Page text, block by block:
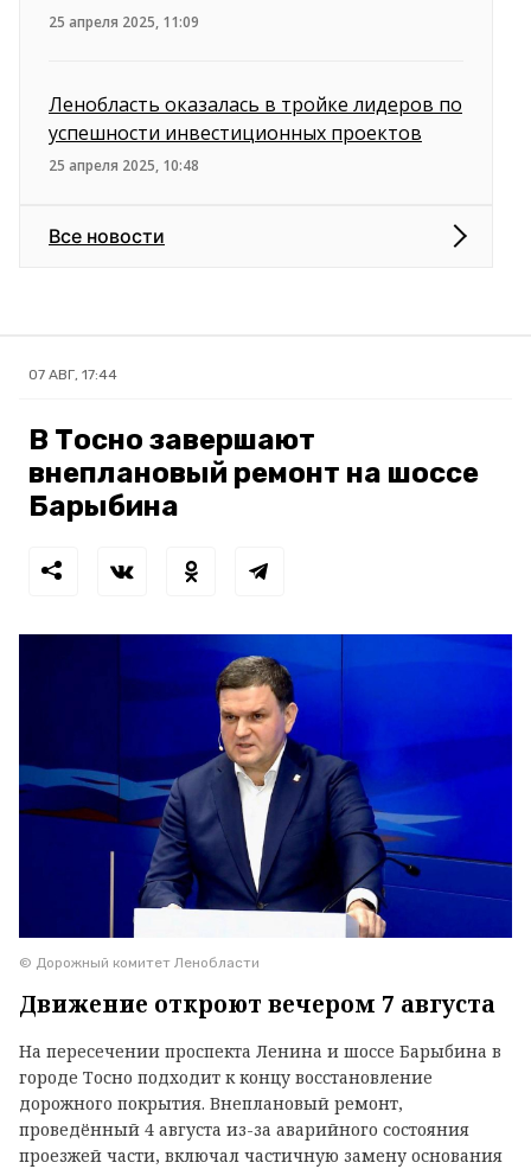
25 апреля 2025, 11:09
Ленобласть оказалась в тройке лидеров по
успешности инвестиционных проектов
25 апреля 2025, 10:48
Все новости
07 АВГ, 17:44
В Тосно завершают
внеплановый ремонт на шоссе
Барыбина
© Дорожный комитет Ленобласти
Движение откроют вечером 7 августа
На пересечении проспекта Ленина и шоссе Барыбина в
городе Тосно подходит к концу восстановление
дорожного покрытия. Внеплановый ремонт,
проведённый 4 августа из-за аварийного состояния
проезжей части, включал частичную замену основания